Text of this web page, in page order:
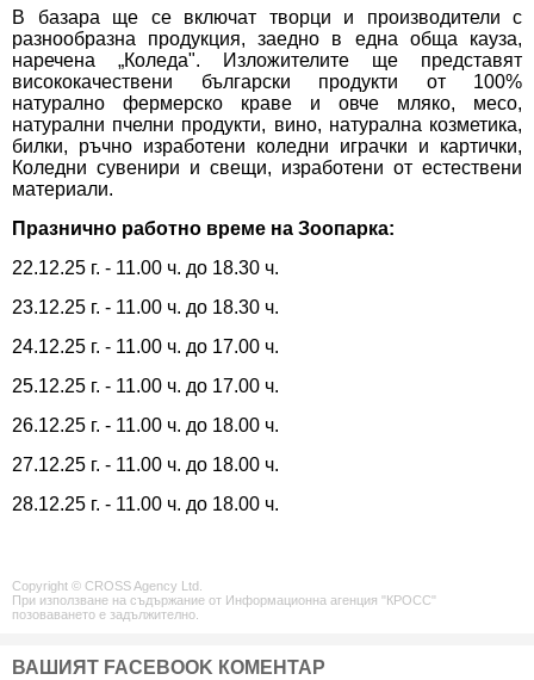
В базара ще се включат творци и производители с
разнообразна продукция, заедно в една обща кауза,
наречена „Коледа". Изложителите ще представят
висококачествени български продукти от 100%
натурално фермерско краве и овче мляко, месо,
натурални пчелни продукти, вино, натурална козметика,
билки, ръчно изработени коледни играчки и картички,
Коледни сувенири и свещи, изработени от естествени
материали.
Празнично работно време на Зоопарка:
22.12.25 г. - 11.00 ч. до 18.30 ч.
23.12.25 г. - 11.00 ч. до 18.30 ч.
24.12.25 г. - 11.00 ч. до 17.00 ч.
25.12.25 г. - 11.00 ч. до 17.00 ч.
26.12.25 г. - 11.00 ч. до 18.00 ч.
27.12.25 г. - 11.00 ч. до 18.00 ч.
28.12.25 г. - 11.00 ч. до 18.00 ч.
Copyright © CROSS Agency Ltd.
При използване на съдържание от Информационна агенция "КРОСС"
позоваването е задължително.
ВАШИЯТ FACEBOOK КОМЕНТАР